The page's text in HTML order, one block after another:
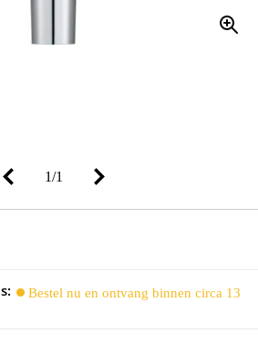
1/1
Bestel nu en ontvang binnen circa 13